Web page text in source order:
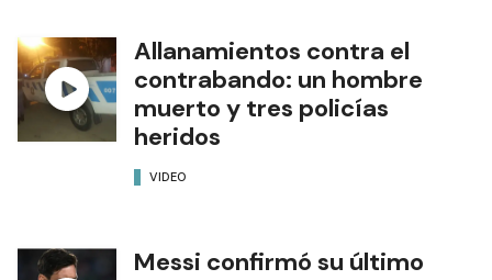
Allanamientos contra el
contrabando: un hombre
muerto y tres policías
heridos
VIDEO
Messi confirmó su último